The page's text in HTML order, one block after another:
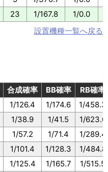
23 1/167.8 1/0.0
設置機種一覧へ戻る
合成確率 BB確率
RB確率
1/126.4 1/174.6
1/458.3
1/38.9 1/41.5
1/623.0
1/57.2 1/71.4
1/289.4
1/101.4 1/128.3
1/484.8
1/125.4 1/165.7
1/515.5